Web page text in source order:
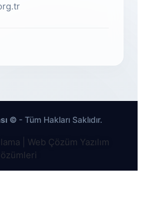
© - Tüm Hakları Saklıdır.